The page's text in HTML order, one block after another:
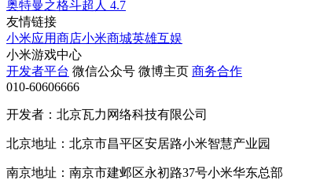
奥特曼之格斗超人 4.7
友情链接
小米应用商店小米商城英雄互娱
小米游戏中心
开发者平台 微信公众号 微博主页 商务合作
010-60606666
开发者：北京瓦力网络科技有限公司
北京地址：北京市昌平区安居路小米智慧产业园
南京地址：南京市建邺区永初路37号小米华东总部